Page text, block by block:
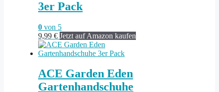
3er Pack
0 von 5
9,99 € Jetzt auf Amazon kaufen
ACE Garden Eden
Gartenhandschuhe